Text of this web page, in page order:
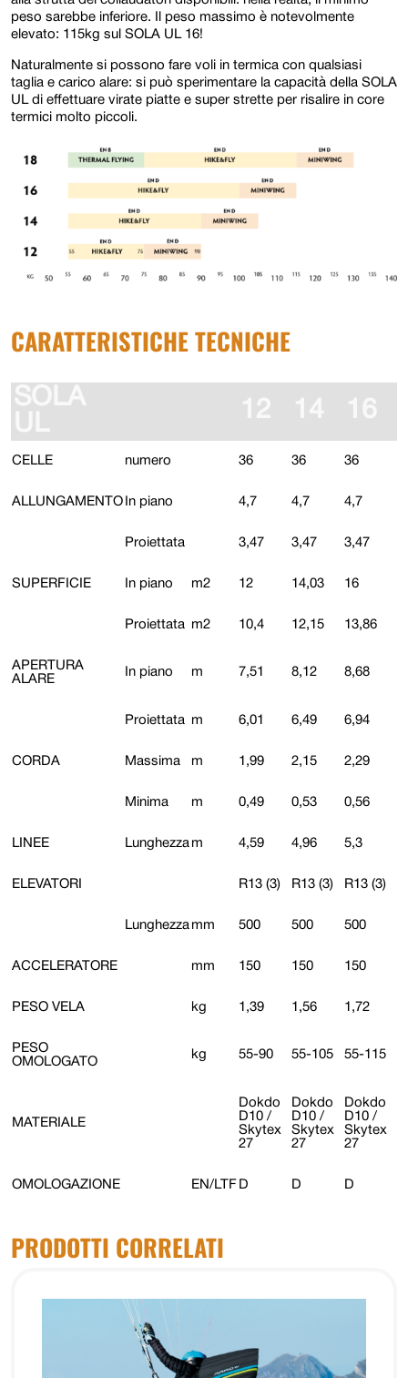
peso sarebbe inferiore. Il peso massimo è notevolmente
elevato: 115kg sul SOLA UL 16!
Naturalmente si possono fare voli in termica con qualsiasi
taglia e carico alare: si può sperimentare la capacità della SOLA
UL di effettuare virate piatte e super strette per risalire in core
termici molto piccoli.
CARATTERISTICHE TECNICHE
SOLA
UL
12 14 16
CELLE numero 36 36 36
ALLUNGAMENTO In piano 4,7 4,7 4,7
Proiettata 3,47 3,47 3,47
SUPERFICIE In piano m2 12 14,03 16
Proiettata m2 10,4 12,15 13,86
APERTURA
ALARE
In piano m 7,51 8,12 8,68
Proiettata m 6,01 6,49 6,94
CORDA Massima m 1,99 2,15 2,29
Minima m 0,49 0,53 0,56
LINEE Lunghezza m 4,59 4,96 5,3
ELEVATORI R13 (3) R13 (3) R13 (3)
Lunghezza mm 500 500 500
ACCELERATORE mm 150 150 150
PESO VELA kg 1,39 1,56 1,72
PESO
OMOLOGATO
kg 55-90 55-105 55-115
MATERIALE
Dokdo
D10 /
Skytex
27
Dokdo
D10 /
Skytex
27
Dokdo
D10 /
Skytex
27
OMOLOGAZIONE EN/LTF D D D
PRODOTTI CORRELATI